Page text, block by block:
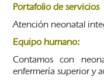
Portafolio de servicios
Atención neonatal
Equipo humano:
Contamos con
enfermería superior y